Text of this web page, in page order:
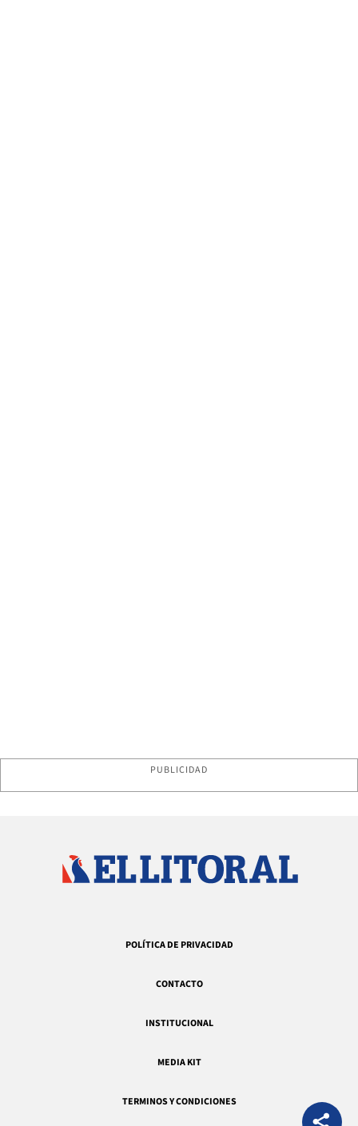
PUBLICIDAD
POLÍTICA DE PRIVACIDAD
CONTACTO
INSTITUCIONAL
MEDIA KIT
TERMINOS Y CONDICIONES